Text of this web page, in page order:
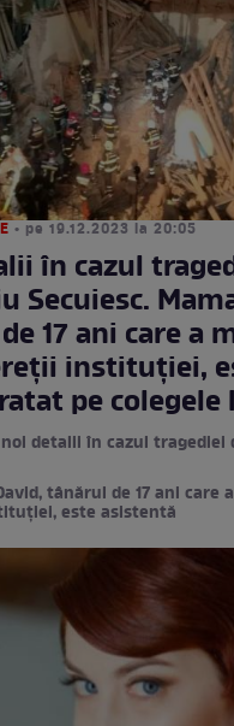
• pe 19.12.2023 la 20:05
în cazul
Secuiesc.
17 ani care a
instituției,
pe
detalii în cazul tragediei
tânărul de 17 ani
este asistentă